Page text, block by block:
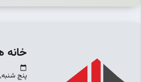
خانه
پنج شنبه, 21 اردیبهشت 1402